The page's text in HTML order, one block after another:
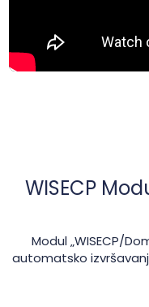
WISECP
Modul „WISECP/
automatsko